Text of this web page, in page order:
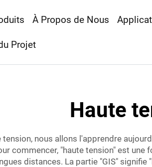
À Propos de Nous
Projet
Haute
tension, nous allons l'apprendre
commencer, "haute tension" est
distances. La partie "GIS"